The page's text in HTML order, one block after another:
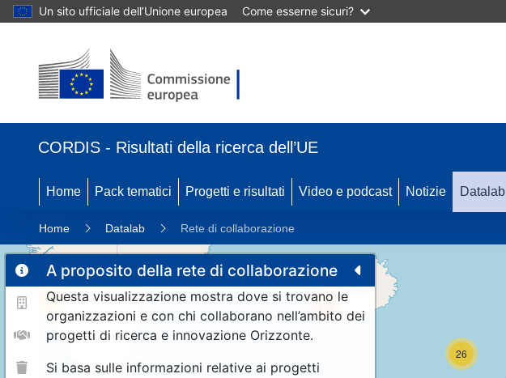
Un sito ufficiale dell’Unione europea Come esserne sicuri?
CORDIS - Risultati della ricerca dell’UE
Home Pack tematici Progetti e risultati Video e podcast Notizie Datalab
Home Datalab Rete di collaborazione
A proposito della rete di collaborazione
Questa visualizzazione mostra dove si trovano le
organizzazioni e con chi collaborano nell’ambito dei
progetti di ricerca e innovazione Orizzonte.
Si basa sulle informazioni relative ai progetti
11
26
192